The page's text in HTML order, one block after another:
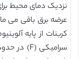
نزدیک دمای محیط
کربنات از پایه